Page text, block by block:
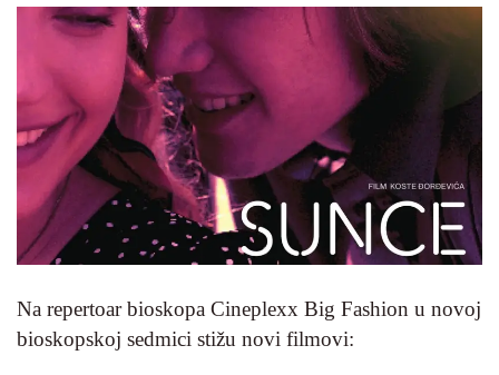
Na repertoar bioskopa Cineplexx Big Fashion u novoj
bioskopskoj sedmici stižu novi filmovi: